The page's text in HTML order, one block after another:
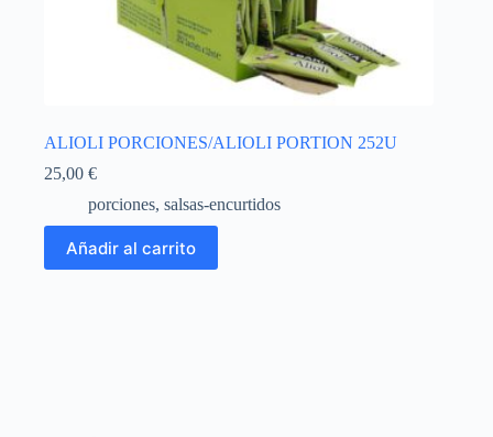
ALIOLI PORCIONES/ALIOLI PORTION 252U
25,00 €
porciones, salsas-encurtidos
Añadir al carrito